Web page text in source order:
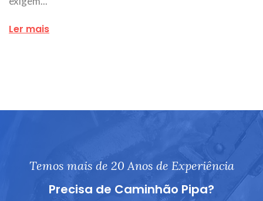
Ler mais
Temos mais de 20 Anos de Experiência
Precisa de Caminhão Pipa?